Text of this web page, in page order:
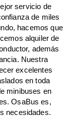
servicio de
de miles
hacemos que
alquiler de
además
Nuestra
excelentes
en toda
minibuses en
OsaBus es,
necesidades.